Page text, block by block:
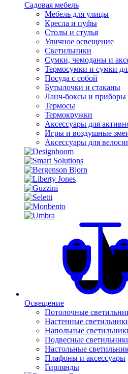
Садовая мебель
Мебель для улицы
Кресла и пуфы
Столы и стулья
Уличное освещение
Светильники
Сумки, чемоданы и
Термосумки и сумки
Посуда с собой
Бутылочки и стаканы
Ланч-боксы и приборы
Термосы
Термокружки
Аксессуары для
Игры и воздушные
Аксессуары для
Освещение
Потолочные
Настенные
Напольные
Подвесные
Настольные
Плафоны и аксессуары
Гирлянды